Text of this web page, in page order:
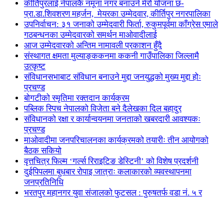
कीर्तिपुरलाई नेपालकै नमूना नगर बनाउने मेरो योजना छ-
प्रा.डा.शिवशरण महर्जन, मेयरका उम्मेदवार, कीर्तिपुर नगरपालिका
उपनिर्वाचन: ३१ जनाको उम्मेदवारी फिर्ता, रुकुमपूर्वमा काँग्रेस एमाले
गठबन्धनका उम्मेदवारको समर्थन माओवादीलाई
आज उम्मेदवारको अन्तिम नामावली प्रकाशन हुँदै
संस्थागत क्षमता मुल्याङ्ककनमा ककनी गाउँपालिका जिल्लामै
उत्कृष्ट
संविधानसभाबाट संविधान बनाउने मुद्दा जनयुद्धको मुख्य मुद्दा होः
प्रचण्ड
बोगटीको स्मृतिमा रक्तदान कार्यक्रम
पब्लिक स्पिच नेपालको विजेता बने दैलेखका दिल बहादुर
संविधानको रक्षा र कार्यान्वयनमा जनताको खबरदारी आवश्यकः
प्रचण्ड
माओवादीमा जनपरिचालनका कार्यक्रमको तयारीः तीन आयोगको
बैठक सकियो
वृत्तचित्र फिल्म ‘गर्ल्स रिराइटिङ डेस्टिनी’ को विशेष प्रदर्शनी
दुईपिपलमा बुधबार रोपाइ जात्राः कलाकारको व्यवस्थापनमा
जनप्रतिनिधि
भरतपुर महानगर युवा संजालको फुटसल : पुरुषतर्फ वडा नं. ५ र